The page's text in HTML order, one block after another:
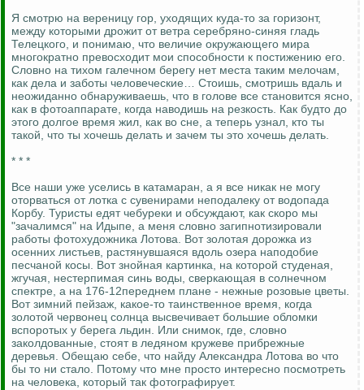
Я смотрю на вереницу гор, уходящих куда-то за горизонт,
между которыми дрожит от ветра серебряно-синяя гладь
Телецкого, и понимаю, что величие окружающего мира
многократно превосходит мои способности к постижению его.
Словно на тихом галечном берегу нет места таким мелочам,
как дела и заботы человеческие… Стоишь, смотришь вдаль и
неожиданно обнаруживаешь, что в голове все становится ясно,
как в фотоаппарате, когда наводишь на резкость. Как будто до
этого долгое время жил, как во сне, а теперь узнал, кто ты
такой, что ты хочешь делать и зачем ты это хочешь делать.
* * *
Все наши уже уселись в катамаран, а я все никак не могу
оторваться от лотка с сувенирами неподалеку от водопада
Корбу. Туристы едят чебуреки и обсуждают, как скоро мы
"зачалимся" на Идыпе, а меня словно загипнотизировали
работы фотохудожника Лотова. Вот золотая дорожка из
осенних листьев, растянувшаяся вдоль озера наподобие
песчаной косы. Вот знойная картинка, на которой студеная,
жгучая, нестерпимая синь воды, сверкающая в солнечном
спектре, а на 176-12переднем плане - нежные розовые цветы.
Вот зимний пейзаж, какое-то таинственное время, когда
золотой червонец солнца высвечивает большие обломки
вспоротых у берега льдин. Или снимок, где, словно
заколдованные, стоят в ледяном кружеве прибрежные
деревья. Обещаю себе, что найду Александра Лотова во что
бы то ни стало. Потому что мне просто интересно посмотреть
на человека, который так фотографирует.